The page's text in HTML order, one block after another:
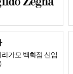
가모 백화점 신입